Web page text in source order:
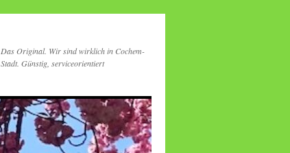
Das Original. Wir sind wirklich in Cochem-
Stadt. Günstig, serviceorientiert